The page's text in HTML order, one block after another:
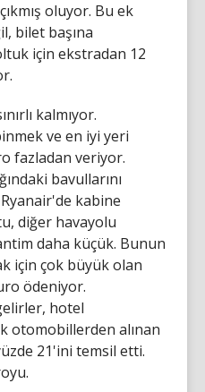
oluyor. Bu ek
bilet başına
için ekstradan 12
kalmıyor.
ve en iyi yeri
fazladan veriyor.
bavullarını
kabine
diğer havayolu
daha küçük. Bunun
için çok büyük olan
ödeniyor.
hotel
otomobillerden alınan
21'ini temsil etti.